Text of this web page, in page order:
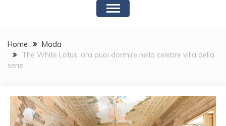
Home
Moda
The White Lotus: ora puoi dormire nella celebre villa della
serie